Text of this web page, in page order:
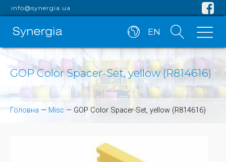
info@synergia.ua
EN
GOP Color Spacer-Set, yellow (R814616)
Головна — Misc — GOP Color Spacer-Set, yellow (R814616)